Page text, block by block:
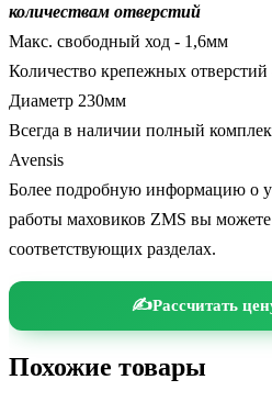
количествам отверстий
Макс. свободный ход - 1,6мм
Количество крепежных отверстий
Диаметр 230мм
Всегда в наличии полный
Avensis
Более подробную информацию о
работы маховиков ZMS вы
соответствующих разделах.
Рассчитать
Похожие товары